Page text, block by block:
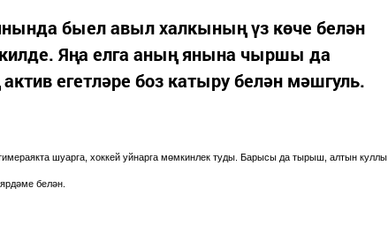
быел авыл халкының үз көче белән
Яңа елга аның янына чыршы да
егетләре боз катыру белән мәшгуль.
шуарга, хоккей уйнарга мөмкинлек туды. Барысы да тырыш, алтын куллы
белән.